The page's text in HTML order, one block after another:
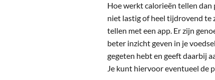
Hoe werkt calorieën tellen dan
niet lastig of heel tijdrovend te
tellen met een app. Er zijn
beter inzicht geven in je
gegeten hebt en geeft daarbij
Je kunt hiervoor eventueel de